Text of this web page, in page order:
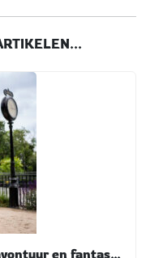
Nieuwe mascotte Tobi brengt avontuur en fantasie tot leven bij TopParken